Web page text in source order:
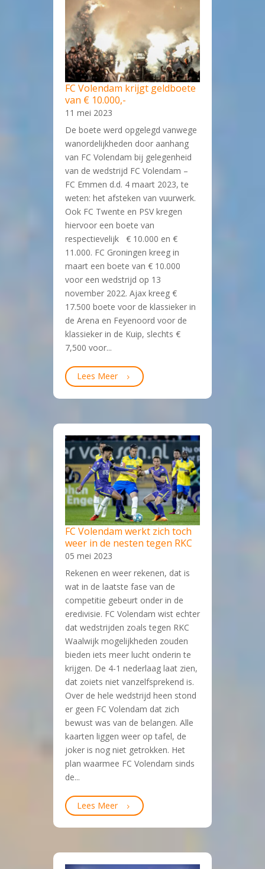
FC Volendam krijgt geldboete
van € 10.000,-
11 mei 2023
De boete werd opgelegd vanwege
wanordelijkheden door aanhang
van FC Volendam bij gelegenheid
van de wedstrijd FC Volendam –
FC Emmen d.d. 4 maart 2023, te
weten: het afsteken van vuurwerk.
Ook FC Twente en PSV kregen
hiervoor een boete van
respectievelijk € 10.000 en €
11.000. FC Groningen kreeg in
maart een boete van € 10.000
voor een wedstrijd op 13
november 2022. Ajax kreeg €
17.500 boete voor de klassieker in
de Arena en Feyenoord voor de
klassieker in de Kuip, slechts €
7,500 voor...
Lees Meer
FC Volendam werkt zich toch
weer in de nesten tegen RKC
05 mei 2023
Rekenen en weer rekenen, dat is
wat in de laatste fase van de
competitie gebeurt onder in de
eredivisie. FC Volendam wist echter
dat wedstrijden zoals tegen RKC
Waalwijk mogelijkheden zouden
bieden iets meer lucht onderin te
krijgen. De 4-1 nederlaag laat zien,
dat zoiets niet vanzelfsprekend is.
Over de hele wedstrijd heen stond
er geen FC Volendam dat zich
bewust was van de belangen. Alle
kaarten liggen weer op tafel, de
joker is nog niet getrokken. Het
plan waarmee FC Volendam sinds
de...
Lees Meer